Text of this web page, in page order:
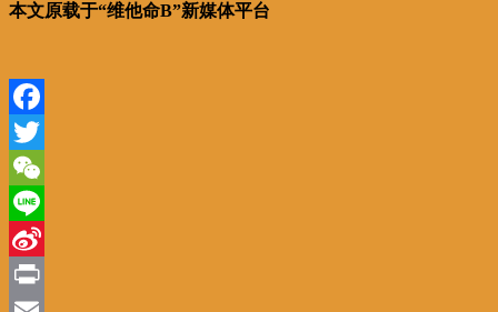
本文原载于“维他命B”新媒体平台
Facebook
Twitter
WeChat
Line
Sina